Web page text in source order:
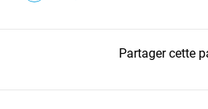
Partager cette